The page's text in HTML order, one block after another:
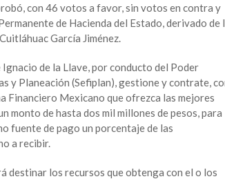
con 46 votos a favor, sin votos en contra y
de Hacienda del Estado, derivado de
García Jiménez.
de la Llave, por conducto del Poder
y Planeación (Sefiplan), gestione y contrate,
Mexicano que ofrezca las mejores
monto de hasta dos mil millones de pesos, para
fuente de pago un porcentaje de las
a recibir.
destinar los recursos que obtenga con el o los